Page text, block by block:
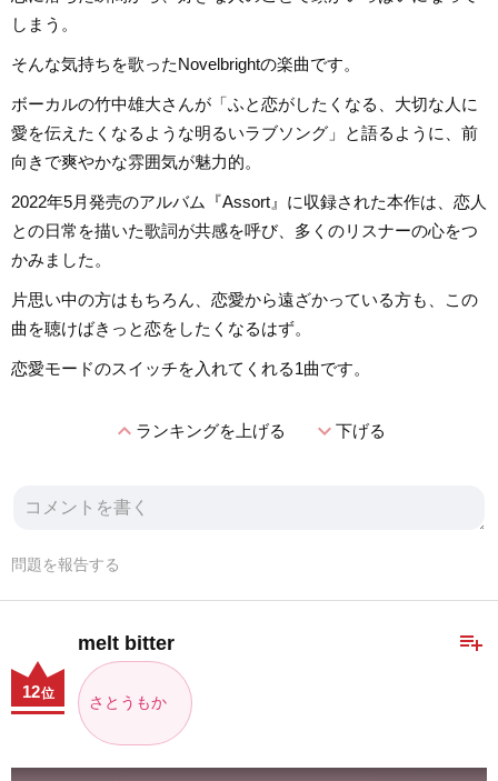
しまう。
そんな気持ちを歌ったNovelbrightの楽曲です。
ボーカルの竹中雄大さんが「ふと恋がしたくなる、大切な人に
愛を伝えたくなるような明るいラブソング」と語るように、前
向きで爽やかな雰囲気が魅力的。
2022年5月発売のアルバム『Assort』に収録された本作は、恋人
との日常を描いた歌詞が共感を呼び、多くのリスナーの心をつ
かみました。
片思い中の方はもちろん、恋愛から遠ざかっている方も、この
曲を聴けばきっと恋をしたくなるはず。
恋愛モードのスイッチを入れてくれる1曲です。
expand_lessランキングを上げる expand_more下げる
問題を報告する
playlist_add
melt bitter
さとうもか
12位